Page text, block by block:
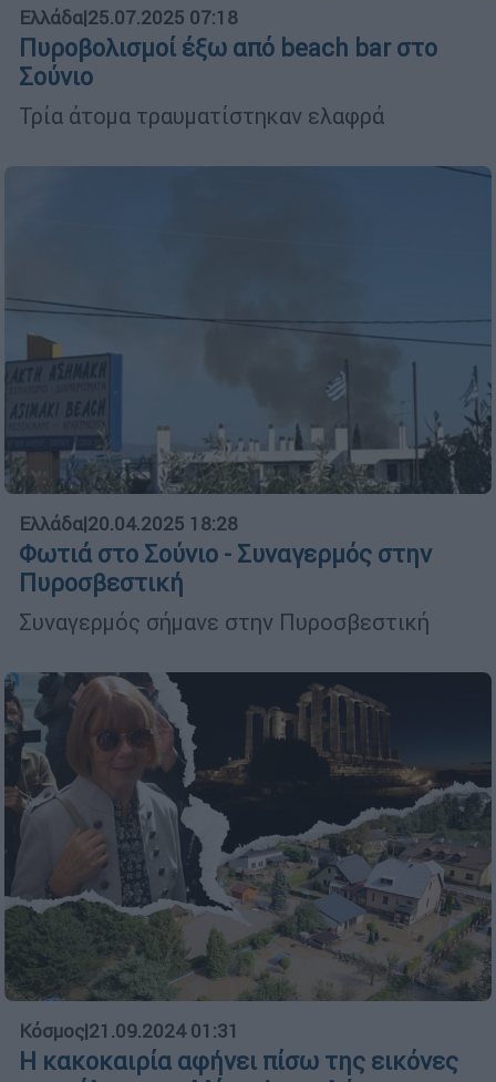
Ελλάδα|25.07.2025 07:18
Πυροβολισμοί έξω από beach bar στο
Σούνιο
Τρία άτομα τραυματίστηκαν ελαφρά
Ελλάδα|20.04.2025 18:28
Φωτιά στο Σούνιο - Συναγερμός στην
Πυροσβεστική
Συναγερμός σήμανε στην Πυροσβεστική
Κόσμος|21.09.2024 01:31
Η κακοκαιρία αφήνει πίσω της εικόνες